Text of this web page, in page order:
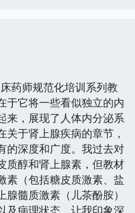
药师规范化培训系列教
于它将一些看似独立的内
来，展现了人体内分泌系
于肾上腺疾病的章节，
的深度和广度。我过去对
质醇和肾上腺素，但教材
素（包括糖皮质激素、盐
髓质激素（儿茶酚胺）
及病理状态。让我印象深